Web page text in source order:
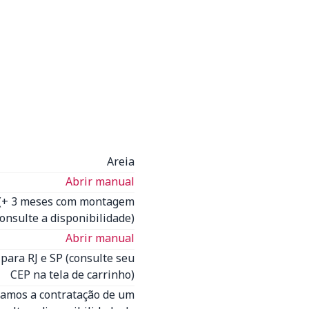
Areia
Abrir manual
3 meses com montagem
a disponibilidade)
Abrir manual
RJ e SP (consulte seu
CEP na tela de carrinho)
a contratação de um